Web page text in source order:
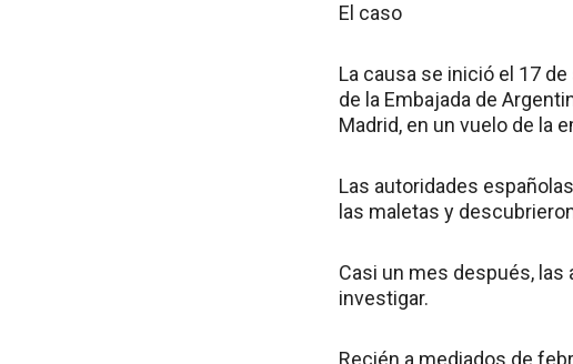
El caso
La causa se inició el 17
de la Embajada de
Madrid, en un vuelo de la
Las autoridades
las maletas y
Casi un mes después,
investigar.
Recién a mediados de